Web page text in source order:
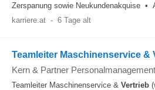
Zerspanung sowie Neukundenakquise •
karriere.at - 6 Tage alt
Teamleiter Maschinenservice &
Kern & Partner
Teamleiter Maschinenservice & Vertrieb